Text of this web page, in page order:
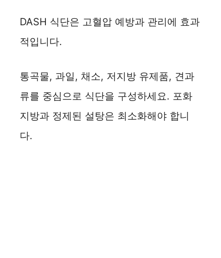
DASH 식단은 고혈압 예방과 관리에 효과
적입니다.
통곡물, 과일, 채소, 저지방 유제품, 견과
류를 중심으로 식단을 구성하세요. 포화
지방과 정제된 설탕은 최소화해야 합니
다.